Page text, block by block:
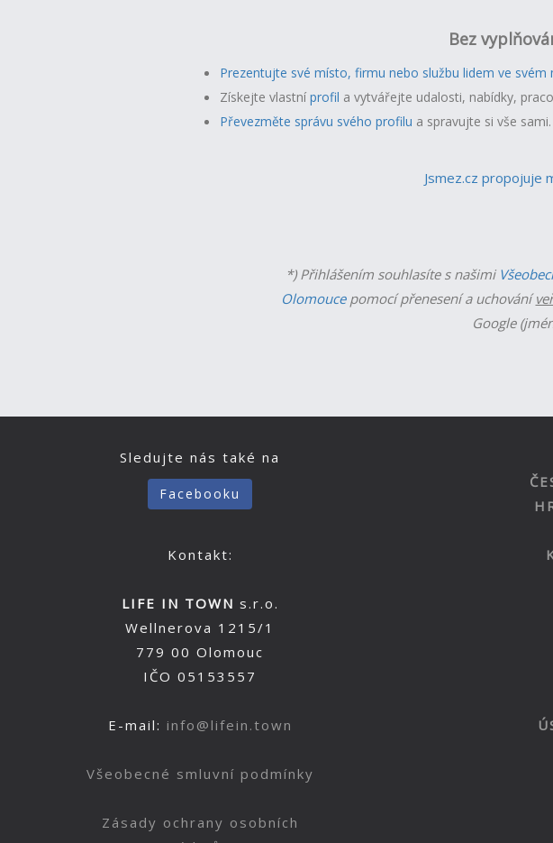
Bez
Prezentujte své místo, firmu nebo službu lidem ve svém
Získejte vlastní profil a vytvářejte udalosti, nabídky,
Převezměte správu svého profilu a spravujte si vše sami.
Jsmez.cz propojuje
*) Přihlášením souhlasíte s našimi
Olomoucepomocí přenesení a uchování
Google
Sledujte nás také na
Facebooku
Kontakt:
LIFE IN TOWN s.r.o.
Wellnerova 1215/1
779 00 Olomouc
IČO 05153557
E-mail: info@lifein.town
Všeobecné smluvní podmínky
Zásady ochrany osobních